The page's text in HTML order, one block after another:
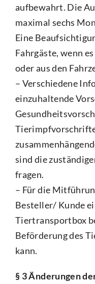
aufbewahrt. Die
maximal sechs
Eine
Fahrgäste, wenn
oder aus den
– Verschiedene
einzuhaltende
sind die
fragen.
– Für die
Besteller/ Kunde
Tiertransportbox
Beförderung des
kann.
§ 3 Änderungen